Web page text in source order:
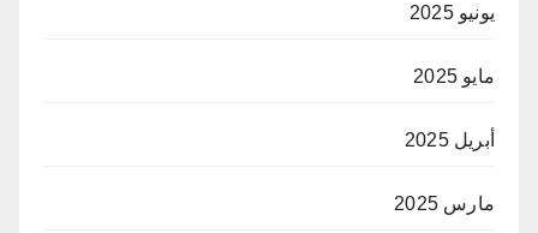
يونيو 2025
مايو 2025
أبريل 2025
مارس 2025